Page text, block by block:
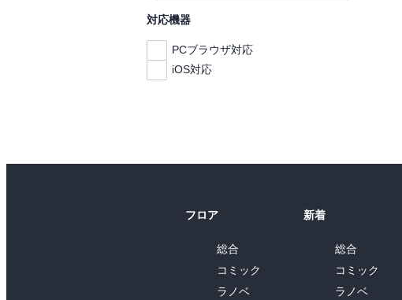
対応機器
PCブラウザ対応
iOS対応
フロア
総合
コミック
ラノベ
新着
総合
コミック
ラノベ